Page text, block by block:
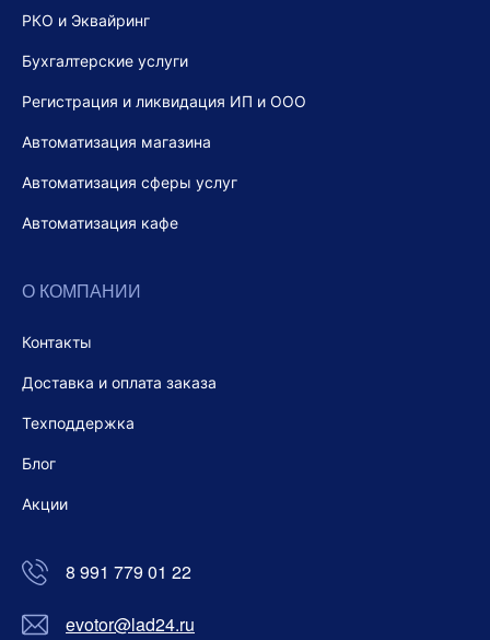
РКО и Эквайринг
Бухгалтерские услуги
Регистрация и ликвидация ИП и ООО
Автоматизация магазина
Автоматизация сферы услуг
Автоматизация кафе
О КОМПАНИИ
Контакты
Доставка и оплата заказа
Техподдержка
Блог
Акции
8 991 779 01 22
evotor@lad24.ru